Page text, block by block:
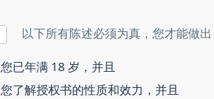
以下所有陈述必须为真，您才能做出
您已年满 18 岁 ，并且
您了解授权书的性质和效力， 并且